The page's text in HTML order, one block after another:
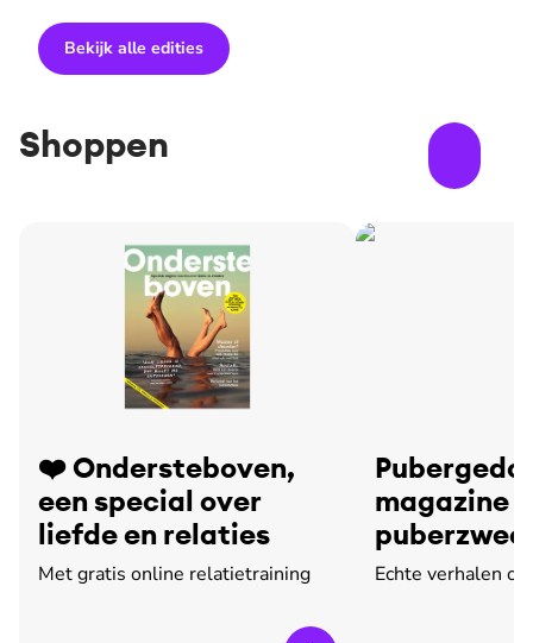
Bekijk alle edities
Shoppen
❤️ Ondersteboven,
een special over
liefde en relaties
Met gratis online relatietraining
magazine
leed
Echte verhalen